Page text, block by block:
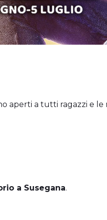
aperti a tutti ragazzi e le
a Susegana.